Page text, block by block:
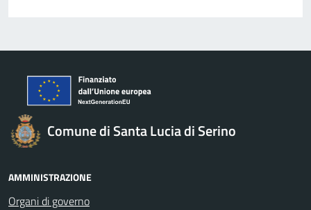
Comune di Santa Lucia di Serino
AMMINISTRAZIONE
Organi di governo